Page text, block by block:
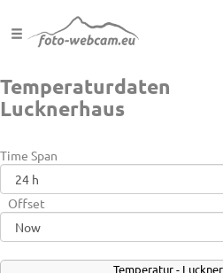
Temperaturdaten
Lucknerhaus
Time Span
Offset
Temperatur -